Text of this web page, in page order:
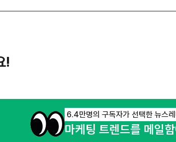
!
오
6.4만명의 구독자가 선택한 뉴스레
마케팅 트렌드를 메일